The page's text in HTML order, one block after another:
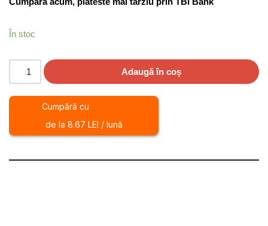
În stoc
Adaugă în coș
Cumpără cu
de la 8.67 LEI / lună